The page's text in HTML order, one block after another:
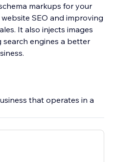
markups for your
SEO and improving
It also injects images
search engines a better
that operates in a